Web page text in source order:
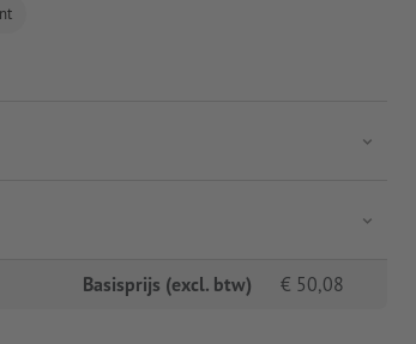
Basisprijs (excl. btw) € 50,08